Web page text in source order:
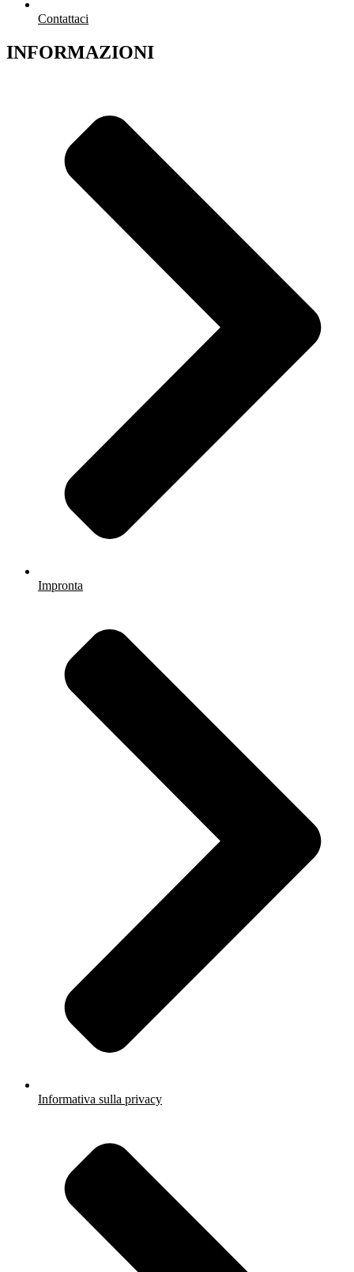
Contattaci
INFORMAZIONI
Impronta
Informativa sulla privacy